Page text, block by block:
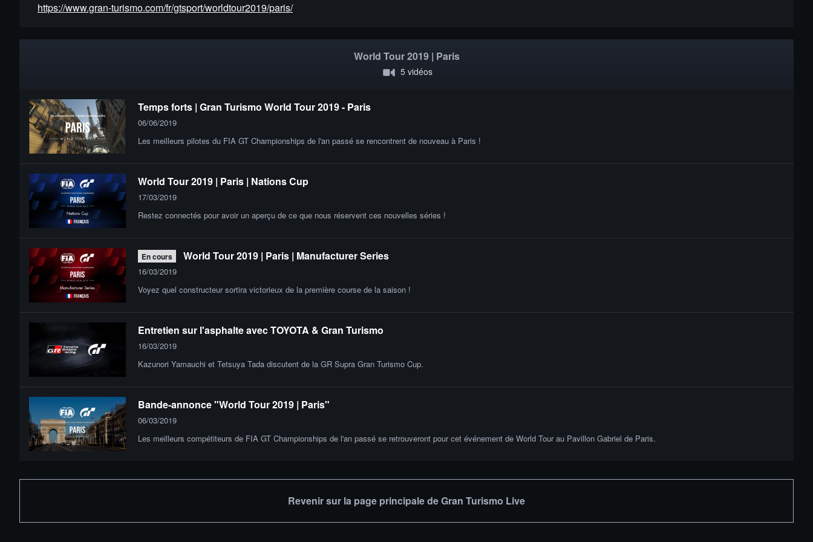
https://www.gran-turismo.com/fr/gtsport/worldtour2019/paris/
World Tour 2019 | Paris
5 vidéos
Temps forts | Gran Turismo World Tour 2019 - Paris
06/06/2019
Les meilleurs pilotes du FIA GT Championships de l'an passé se rencontrent de nouveau à Paris !
World Tour 2019 | Paris | Nations Cup
17/03/2019
Restez connectés pour avoir un aperçu de ce que nous réservent ces nouvelles séries !
En cours World Tour 2019 | Paris | Manufacturer Series
16/03/2019
Voyez quel constructeur sortira victorieux de la première course de la saison !
Entretien sur l'asphalte avec TOYOTA & Gran Turismo
16/03/2019
Kazunori Yamauchi et Tetsuya Tada discutent de la GR Supra Gran Turismo Cup.
Bande-annonce "World Tour 2019 | Paris"
06/03/2019
Les meilleurs compétiteurs de FIA GT Championships de l'an passé se retrouveront pour cet événement de World Tour au Pavillon Gabriel de Paris.
Revenir sur la page principale de Gran Turismo Live